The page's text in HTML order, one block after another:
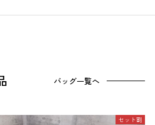
バッグ一覧へ
セット割